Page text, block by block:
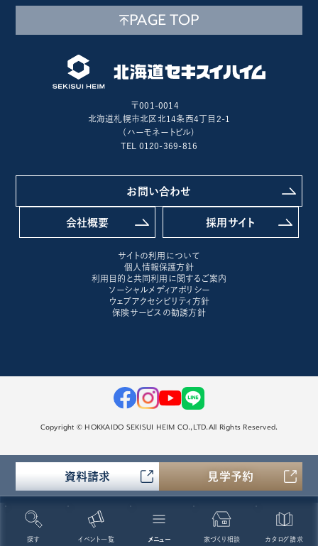
探す イベント一覧 メニュー 家づくり相談 カタログ請求
資料請求 見学予約
PAGE TOP
〒001-0014
北海道札幌市北区北14条西4丁目2-1
(ハーモネートビル)
TEL 0120-369-816
お問い合わせ
会社概要 採用サイト
サイトの利用について
個人情報保護方針
利用目的と共同利用に関するご案内
ソーシャルメディアポリシー
ウェブアクセシビリティ方針
保険サービスの勧誘方針
Copyright © HOKKAIDO SEKISUI HEIM CO.,LTD.All Rights Reserved.